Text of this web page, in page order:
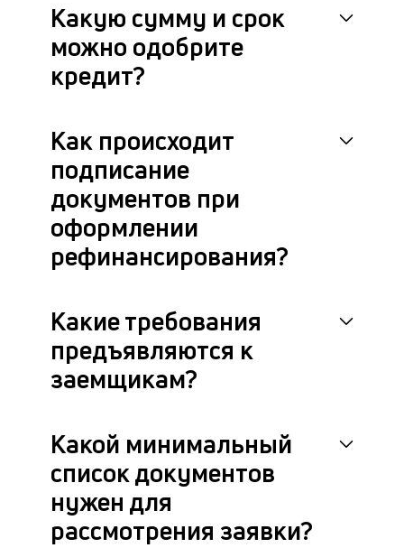
Какую сумму и срок
можно одобрите
кредит?
Как происходит
подписание
документов при
оформлении
рефинансирования?
Какие требования
предъявляются к
заемщикам?
Какой минимальный
список документов
нужен для
рассмотрения заявки?